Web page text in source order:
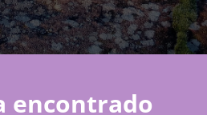
encontrado